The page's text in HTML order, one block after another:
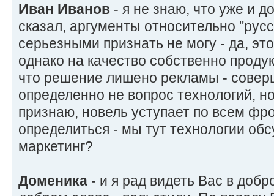
Иван Иванов - я не знаю, что уже и
сказал, аргументы относительно
серьезными признать не могу - да,
однако на качество собственно
что решение лишено рекламы -
определенно не вопрос технологий,
признаю, новель уступает по всем
определиться - мы тут технологии
маркетинг?
Доменика - и я рад видеть Вас в